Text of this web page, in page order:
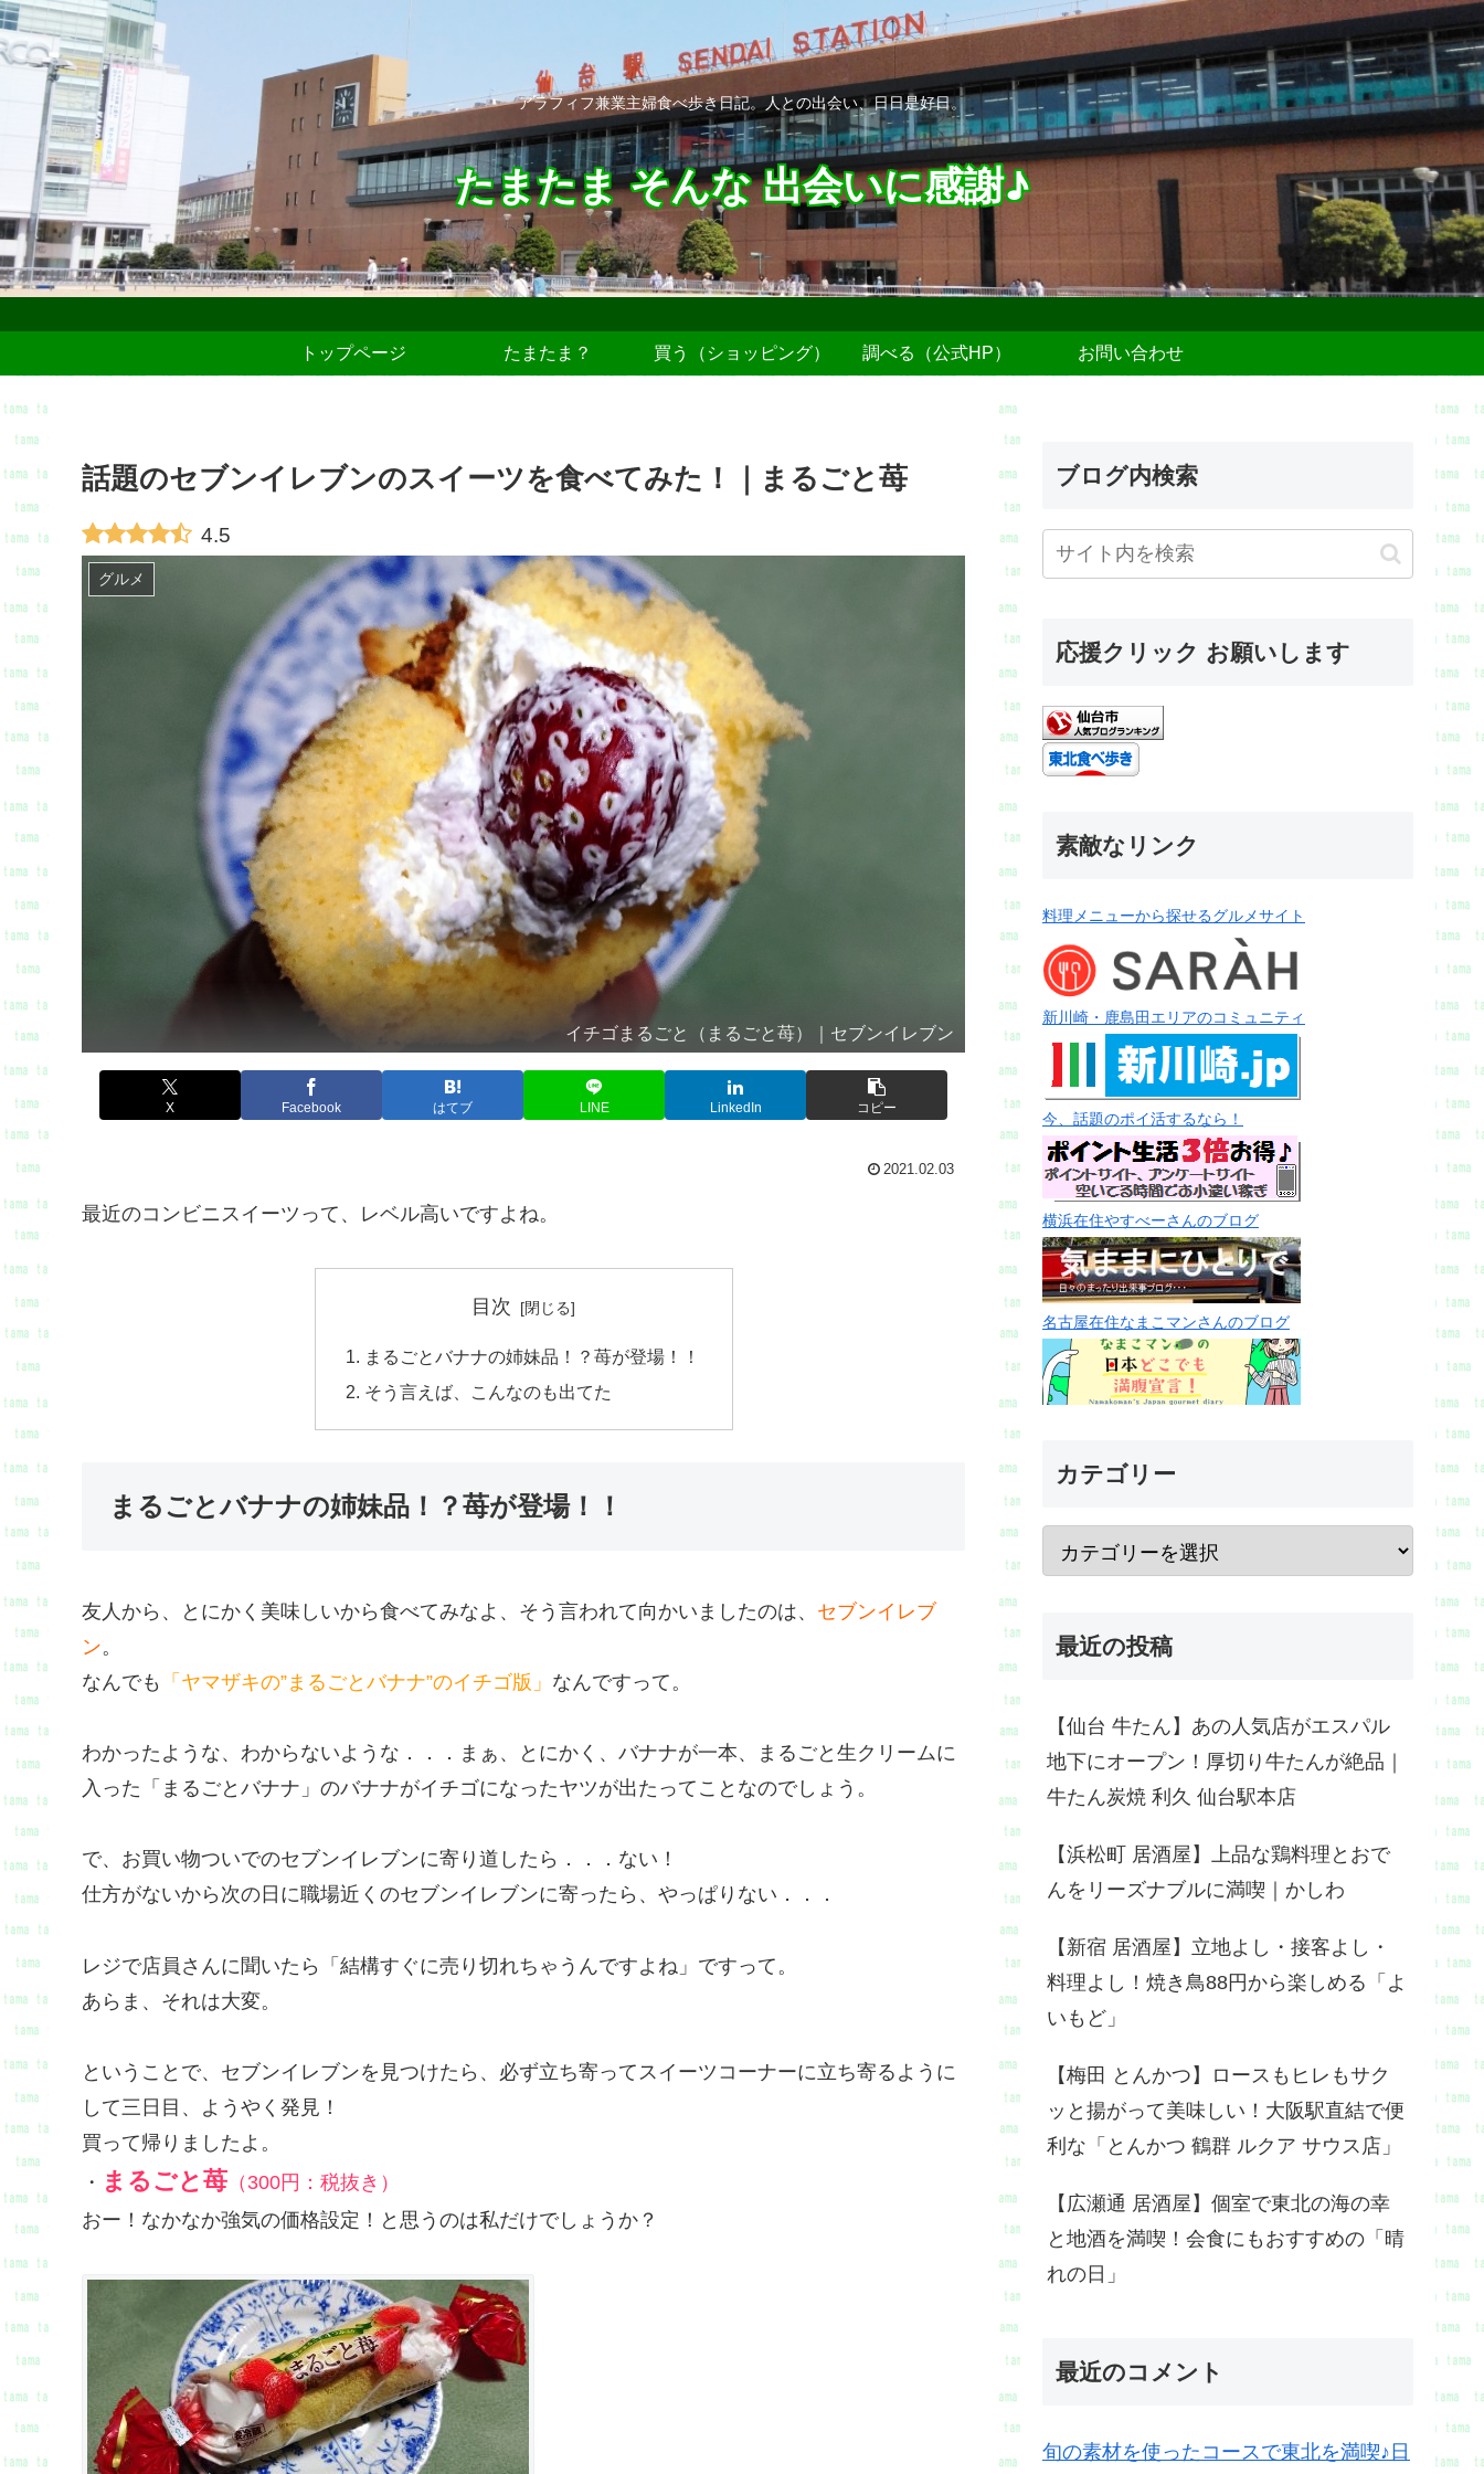
アラフィフ兼業主婦食べ歩き日記。人との出会い、日日是好日。
たまたま そんな 出会いに感謝♪
トップページ たまたま？ 買う（ショッピング） 調べる（公式HP） お問い合わせ
話題のセブンイレブンのスイーツを食べてみた！｜まるごと苺
4.5
グルメ
イチゴまるごと（まるごと苺）｜セブンイレブン
X Facebook はてブ LINE LinkedIn コピー
2021.02.03
最近のコンビニスイーツって、レベル高いですよね。
目次
まるごとバナナの姉妹品！？苺が登場！！
そう言えば、こんなのも出てた
まるごとバナナの姉妹品！？苺が登場！！
友人から、とにかく美味しいから食べてみなよ、そう言われて向かいましたのは、 セブンイレブ
ン。
なんでも
「ヤマザキの”まるごとバナナ”のイチゴ版」 なんですって。
わかったような、わからないような．．．まぁ、とにかく、バナナが一本、まるごと生クリームに
入った「まるごとバナナ」のバナナがイチゴになったヤツが出たってことなのでしょう。
で、お買い物ついでのセブンイレブンに寄り道したら．．．ない！
仕方がないから次の日に職場近くのセブンイレブンに寄ったら、やっぱりない．．．
レジで店員さんに聞いたら「結構すぐに売り切れちゃうんですよね」ですって。
あらま、それは大変。
ということで、セブンイレブンを見つけたら、必ず立ち寄ってスイーツコーナーに立ち寄るように
して三日目、ようやく発見！
買って帰りましたよ。
・ まるごと苺 （300円：税抜き）
おー！なかなか強気の価格設定！と思うのは私だけでしょうか？
ブログ内検索
応援クリック お願いします
素敵なリンク
料理メニューから探せるグルメサイト
新川崎・鹿島田エリアのコミュニティ
今、話題のポイ活するなら！
横浜在住やすべーさんのブログ
名古屋在住なまこマンさんのブログ
カテゴリー
最近の投稿
【仙台 牛たん】あの人気店がエスパル
地下にオープン！厚切り牛たんが絶品｜
牛たん炭焼 利久 仙台駅本店
【浜松町 居酒屋】上品な鶏料理とおで
んをリーズナブルに満喫｜かしわ
【新宿 居酒屋】立地よし・接客よし・
料理よし！焼き鳥88円から楽しめる「よ
いもど」
【梅田 とんかつ】ロースもヒレもサク
ッと揚がって美味しい！大阪駅直結で便
利な「とんかつ 鶴群 ルクア サウス店」
【広瀬通 居酒屋】個室で東北の海の幸
と地酒を満喫！会食にもおすすめの「晴
れの日」
最近のコメント
旬の素材を使ったコースで東北を満喫♪日